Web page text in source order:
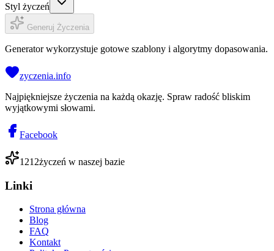
Styl życzeń
Generuj Życzenia
Generator wykorzystuje gotowe szablony i algorytmy dopasowania.
zyczenia.info
Najpiękniejsze życzenia na każdą okazję. Spraw radość bliskim
wyjątkowymi słowami.
Facebook
1212życzeń w naszej bazie
Linki
Strona główna
Blog
FAQ
Kontakt